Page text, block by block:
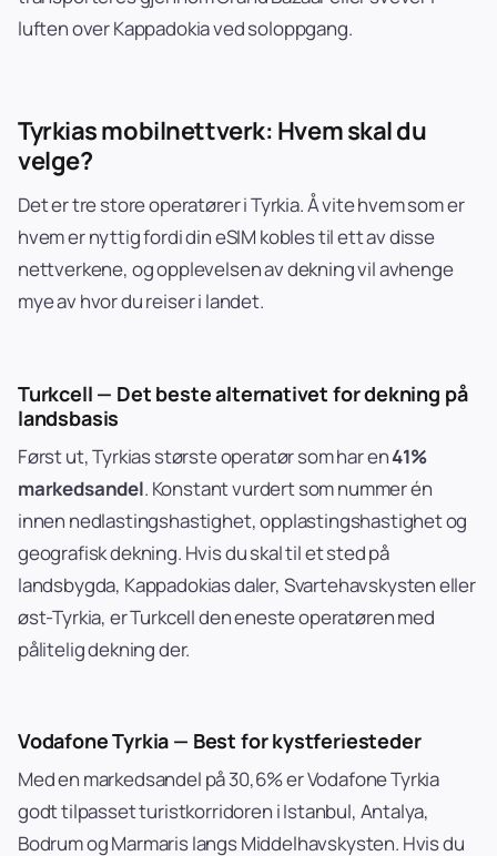
luften over Kappadokia ved soloppgang.
Tyrkias mobilnettverk: Hvem skal du
velge?
Det er tre store operatører i Tyrkia. Å vite hvem som er
hvem er nyttig fordi din eSIM kobles til ett av disse
nettverkene, og opplevelsen av dekning vil avhenge
mye av hvor du reiser i landet.
Turkcell — Det beste alternativet for dekning på
landsbasis
Først ut, Tyrkias største operatør som har en41%
markedsandel. Konstant vurdert som nummer én
innen nedlastingshastighet, opplastingshastighet og
geografisk dekning. Hvis du skal til et sted på
landsbygda, Kappadokias daler, Svartehavskysten eller
øst-Tyrkia, er Turkcell den eneste operatøren med
pålitelig dekning der.
Vodafone Tyrkia — Best for kystferiesteder
Med en markedsandel på 30,6% er Vodafone Tyrkia
godt tilpasset turistkorridoren i Istanbul, Antalya,
Bodrum og Marmaris langs Middelhavskysten. Hvis du